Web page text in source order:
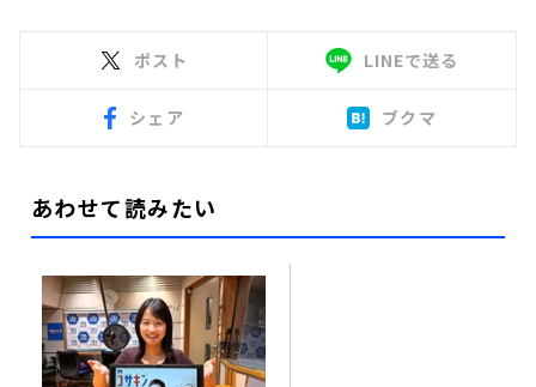
ポスト LINEで送る
シェア ブクマ
あわせて読みたい